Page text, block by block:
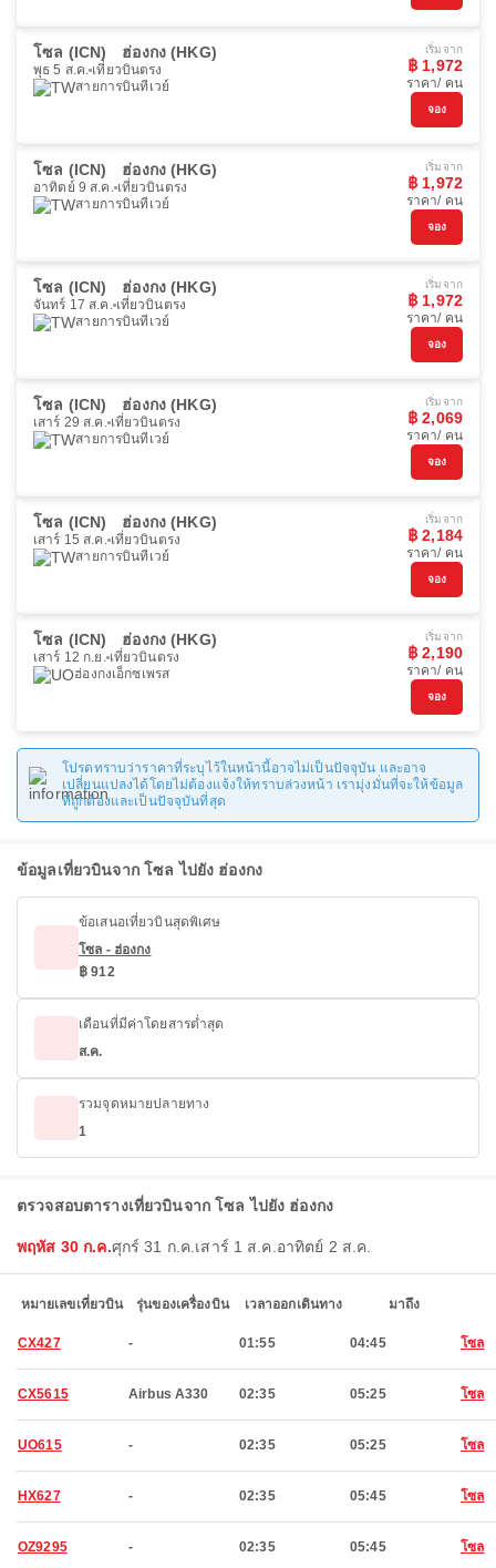
โซล (ICN) ฮ่องกง (HKG)
พุธ 5 ส.ค. เที่ยวบินตรง
สายการบินทีเวย์
เริ่มจาก
฿ 1,972
ราคา/ คน
จอง
โซล (ICN) ฮ่องกง (HKG)
อาทิตย์ 9 ส.ค. เที่ยวบินตรง
สายการบินทีเวย์
เริ่มจาก
฿ 1,972
ราคา/ คน
จอง
โซล (ICN) ฮ่องกง (HKG)
จันทร์ 17 ส.ค. เที่ยวบินตรง
สายการบินทีเวย์
เริ่มจาก
฿ 1,972
ราคา/ คน
จอง
โซล (ICN) ฮ่องกง (HKG)
เสาร์ 29 ส.ค. เที่ยวบินตรง
สายการบินทีเวย์
เริ่มจาก
฿ 2,069
ราคา/ คน
จอง
โซล (ICN) ฮ่องกง (HKG)
เสาร์ 15 ส.ค. เที่ยวบินตรง
สายการบินทีเวย์
เริ่มจาก
฿ 2,184
ราคา/ คน
จอง
โซล (ICN) ฮ่องกง (HKG)
เสาร์ 12 ก.ย. เที่ยวบินตรง
ฮ่องกงเอ็กซเพรส
เริ่มจาก
฿ 2,190
ราคา/ คน
จอง
โปรดทราบว่าราคาที่ระบุไว้ในหน้านี้อาจไม่เป็นปัจจุบัน และอาจ
เปลี่ยนแปลงได้โดยไม่ต้องแจ้งให้ทราบล่วงหน้า เรามุ่งมั่นที่จะให้ข้อมูล
ที่ถูกต้องและเป็นปัจจุบันที่สุด
ข้อมูลเที่ยวบินจาก โซล ไปยัง ฮ่องกง
ข้อเสนอเที่ยวบินสุดพิเศษ
โซล - ฮ่องกง
฿ 912
เดือนที่มีค่าโดยสารต่ำสุด
ส.ค.
รวมจุดหมายปลายทาง
1
ตรวจสอบตารางเที่ยวบินจาก โซล ไปยัง ฮ่องกง
พฤหัส 30 ก.ค.ศุกร์ 31 ก.ค. เสาร์ 1 ส.ค. อาทิตย์ 2 ส.ค.
หมายเลขเที่ยวบิน รุ่นของเครื่องบิน เวลาออกเดินทาง มาถึง
CX427 - 01:55 04:45 โซล
CX5615 Airbus A330 02:35 05:25 โซล
UO615 - 02:35 05:25 โซล
HX627 - 02:35 05:45 โซล
OZ9295 - 02:35 05:45 โซล